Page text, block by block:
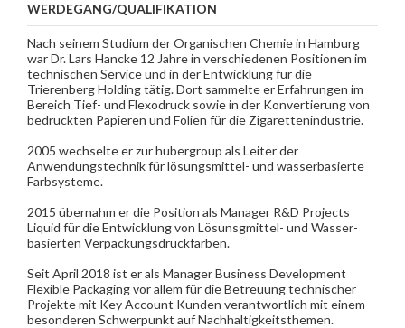
WERDEGANG/QUALIFIKATION
Nach seinem Studium der Organischen Chemie in Hamburg
war Dr. Lars Hancke 12 Jahre in verschiedenen Positionen im
technischen Service und in der Entwicklung für die
Trierenberg Holding tätig. Dort sammelte er Erfahrungen im
Bereich Tief- und Flexodruck sowie in der Konvertierung von
bedruckten Papieren und Folien für die Zigarettenindustrie.
2005 wechselte er zur hubergroup als Leiter der
Anwendungstechnik für lösungsmittel- und wasserbasierte
Farbsysteme.
2015 übernahm er die Position als Manager R&D Projects
Liquid für die Entwicklung von Lösunsgmittel- und Wasser-
basierten Verpackungsdruckfarben.
Seit April 2018 ist er als Manager Business Development
Flexible Packaging vor allem für die Betreuung technischer
Projekte mit Key Account Kunden verantwortlich mit einem
besonderen Schwerpunkt auf Nachhaltigkeitsthemen.